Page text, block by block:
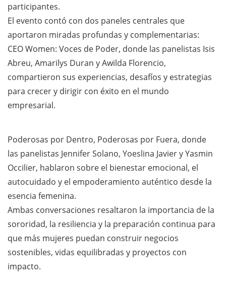
participantes.
El evento contó con dos paneles centrales que
aportaron miradas profundas y complementarias:
CEO Women: Voces de Poder, donde las panelistas Isis
Abreu, Amarilys Duran y Awilda Florencio,
compartieron sus experiencias, desafíos y estrategias
para crecer y dirigir con éxito en el mundo
empresarial.
Poderosas por Dentro, Poderosas por Fuera, donde
las panelistas Jennifer Solano, Yoeslina Javier y Yasmin
Occilier, hablaron sobre el bienestar emocional, el
autocuidado y el empoderamiento auténtico desde la
esencia femenina.
Ambas conversaciones resaltaron la importancia de la
sororidad, la resiliencia y la preparación continua para
que más mujeres puedan construir negocios
sostenibles, vidas equilibradas y proyectos con
impacto.